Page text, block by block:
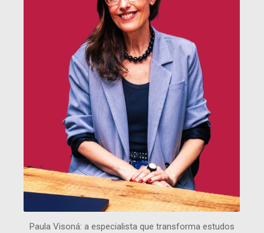
Paula Visoná: a especialista que transforma estudos